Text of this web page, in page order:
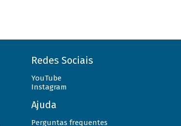
Redes Sociais
YouTube
Instagram
Ajuda
Perguntas frequentes